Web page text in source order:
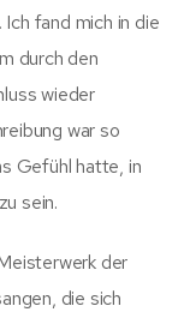
fand mich in die
durch den
wieder
war so
Gefühl hatte, in
sein.
der
die sich